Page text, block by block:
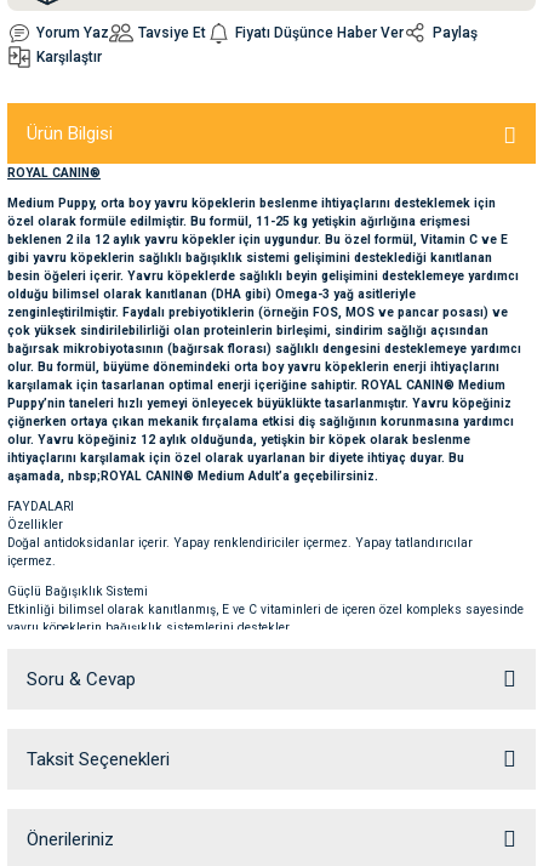
Temizlik
Ek Besinler
Kapları
Su Kabları
Kemikleri
Seyahat Ürünleri
Ek Besinleri
Yorum Yaz Tavsiye Et Fiyatı Düşünce Haber Ver
Paylaş
Karşılaştır
Ürün Bilgisi
ROYAL CANIN®
Medium Puppy, orta boy yavru köpeklerin beslenme ihtiyaçlarını desteklemek için
özel olarak formüle edilmiştir. Bu formül, 11-25 kg yetişkin ağırlığına erişmesi
beklenen 2 ila 12 aylık yavru köpekler için uygundur. Bu özel formül, Vitamin C ve E
gibi yavru köpeklerin sağlıklı bağışıklık sistemi gelişimini desteklediği kanıtlanan
besin öğeleri içerir. Yavru köpeklerde sağlıklı beyin gelişimini desteklemeye yardımcı
olduğu bilimsel olarak kanıtlanan (DHA gibi) Omega-3 yağ asitleriyle
zenginleştirilmiştir. Faydalı prebiyotiklerin (örneğin FOS, MOS ve pancar posası) ve
çok yüksek sindirilebilirliği olan proteinlerin birleşimi, sindirim sağlığı açısından
bağırsak mikrobiyotasının (bağırsak florası) sağlıklı dengesini desteklemeye yardımcı
olur. Bu formül, büyüme dönemindeki orta boy yavru köpeklerin enerji ihtiyaçlarını
karşılamak için tasarlanan optimal enerji içeriğine sahiptir. ROYAL CANIN® Medium
Puppy’nin taneleri hızlı yemeyi önleyecek büyüklükte tasarlanmıştır. Yavru köpeğiniz
çiğnerken ortaya çıkan mekanik fırçalama etkisi diş sağlığının korunmasına yardımcı
olur. Yavru köpeğiniz 12 aylık olduğunda, yetişkin bir köpek olarak beslenme
ihtiyaçlarını karşılamak için özel olarak uyarlanan bir diyete ihtiyaç duyar. Bu
aşamada, nbsp;ROYAL CANIN® Medium Adult’a geçebilirsiniz.
FAYDALARI
Özellikler
Doğal antidoksidanlar içerir. Yapay renklendiriciler içermez. Yapay tatlandırıcılar
içermez.
Güçlü Bağışıklık Sistemi
Etkinliği bilimsel olarak kanıtlanmış, E ve C vitaminleri de içeren özel kompleks sayesinde
yavru köpeklerin bağışıklık sistemlerini destekler.
Omega 3 yağ asitleri (DHA) ile zenginleştirilmiş bu formül, yavru köpeklerin beyin
sağlıklı bağırsak mikrobiyotasını ve sindirim sağlığını destekler.
ihtiyaçlarını karşılar.
Soru & Cevap
Ürün hakkında henüz soru sorulmamış.
Taksit Seçenekleri
Önerileriniz